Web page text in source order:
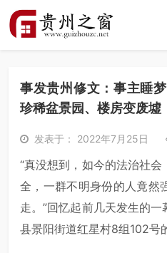
事发贵州修文：事主睡
珍稀盆景园、楼房变废墟
发表于： 2022年7月25日
“真没想到，如今的法治社
全，一群不明身份的人竟然
走。”回忆起前几天发生的
县景阳街道红星村8组102号